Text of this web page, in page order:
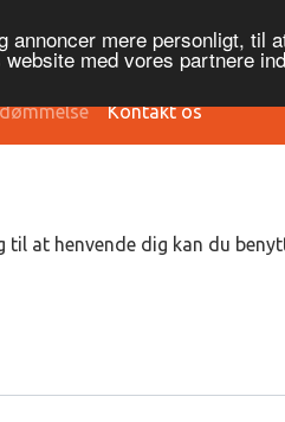
annoncer mere personligt,
med vores partnere
Kontakt os
til at henvende dig kan du